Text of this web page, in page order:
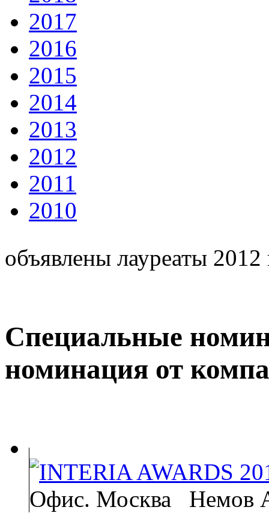
2017
2016
2015
2014
2013
2012
2011
2010
объявлены лауреаты 2012
Специальные
номинация от
Офис. Москва
Немов